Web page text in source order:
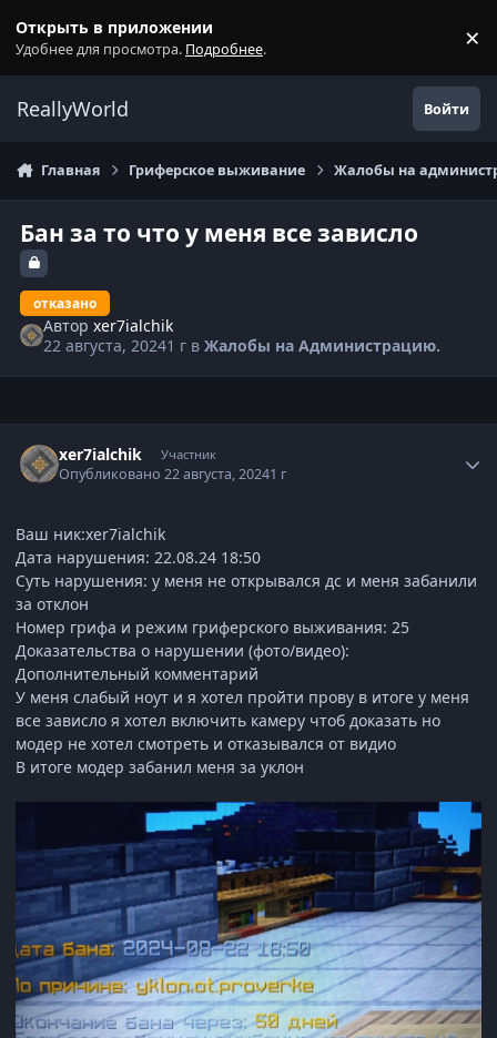
Открыть в приложении
Удобнее для просмотра. Подробнее. ×
ReallyWorld Войти
Главная Гриферское выживание Жалобы на
Бан за то что у меня все зависло
отказано
Авторxer7ialchik
22 августа, 20241 г вЖалобы на Администрацию.
xer7ialchik Участник
Опубликовано22 августа, 20241 г
Ваш ник:xer7ialchik
Дата нарушения: 22.08.24 18:50
Суть нарушения: у меня не открывался дс и меня забанили
за отклон
Номер грифа и режим гриферского выживания: 25
Доказательства о нарушении (фото/видео):
Дополнительный комментарий
У меня слабый ноут и я хотел пройти прову в итоге у меня
все зависло я хотел включить камеру чтоб доказать но
модер не хотел смотреть и отказывался от видио
В итоге модер забанил меня за уклон